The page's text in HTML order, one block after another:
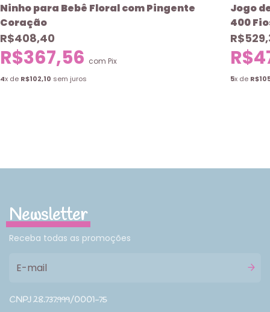
Ninho para Bebê Floral com Pingente
Coração
R$408,40
R$367,56 com Pix
4x de R$102,10 sem juros
Jogo
400
5x de
Newsletter
Receba todas as promoções
CNPJ 28.737.999/0001-75